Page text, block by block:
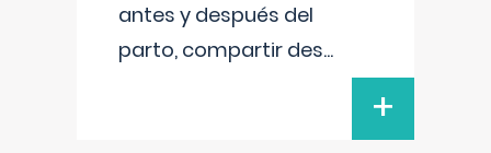
antes y después del
parto, compartir des...
+